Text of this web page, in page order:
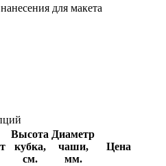
для макета
Высота
кубка,
см.
Диаметр
чаши,
мм.
Цена